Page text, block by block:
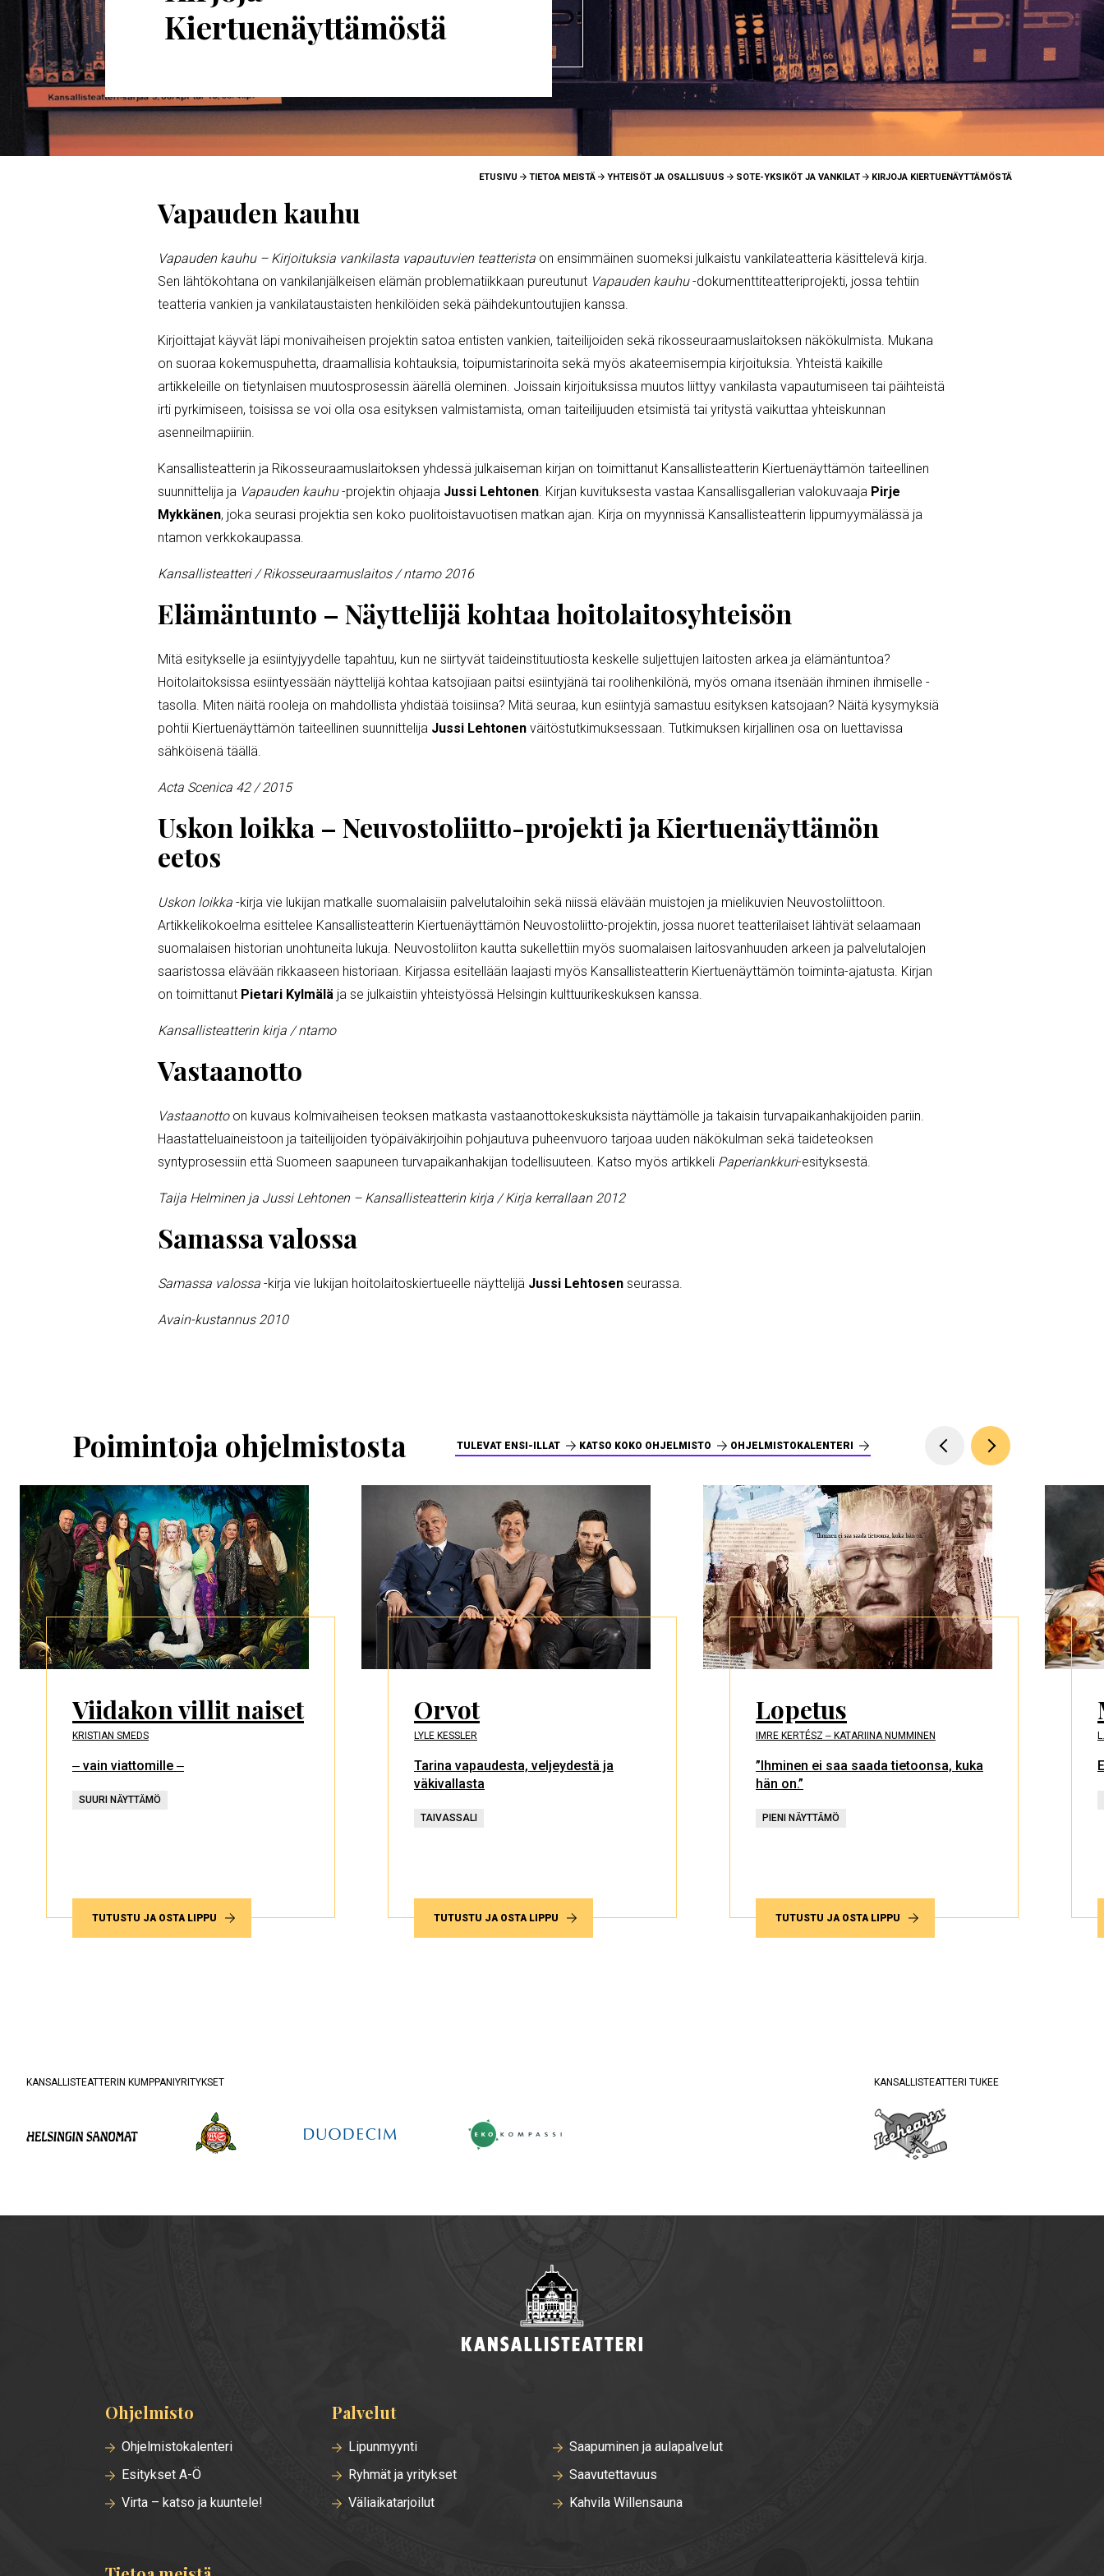
Kiertuenäyttämöstä
ETUSIVU TIETOA MEISTÄ YHTEISÖT JA OSALLISUUS SOTE-YKSIKÖT JA VANKILAT KIRJOJA KIERTUENÄYTTÄMÖSTÄ
Vapauden kauhu
Vapauden kauhu – Kirjoituksia vankilasta vapautuvien teatterista on ensimmäinen suomeksi julkaistu vankilateatteria käsittelevä kirja.
Sen lähtökohtana on vankilanjälkeisen elämän problematiikkaan pureutunut Vapauden kauhu-dokumenttiteatteriprojekti, jossa tehtiin
teatteria vankien ja vankilataustaisten henkilöiden sekä päihdekuntoutujien kanssa.
Kirjoittajat käyvät läpi monivaiheisen projektin satoa entisten vankien, taiteilijoiden sekä rikosseuraamuslaitoksen näkökulmista. Mukana
on suoraa kokemuspuhetta, draamallisia kohtauksia, toipumistarinoita sekä myös akateemisempia kirjoituksia. Yhteistä kaikille
artikkeleille on tietynlaisen muutosprosessin äärellä oleminen. Joissain kirjoituksissa muutos liittyy vankilasta vapautumiseen tai päihteistä
irti pyrkimiseen, toisissa se voi olla osa esityksen valmistamista, oman taiteilijuuden etsimistä tai yritystä vaikuttaa yhteiskunnan
asenneilmapiiriin.
Kansallisteatterin ja Rikosseuraamuslaitoksen yhdessä julkaiseman kirjan on toimittanut Kansallisteatterin Kiertuenäyttämön taiteellinen
suunnittelija ja Vapauden kauhu-projektin ohjaaja Jussi Lehtonen. Kirjan kuvituksesta vastaa Kansallisgallerian valokuvaaja Pirje
Mykkänen, joka seurasi projektia sen koko puolitoistavuotisen matkan ajan. Kirja on myynnissä Kansallisteatterin lippumyymälässä ja
ntamon verkkokaupassa.
Kansallisteatteri / Rikosseuraamuslaitos / ntamo 2016
Elämäntunto – Näyttelijä kohtaa hoitolaitosyhteisön
Mitä esitykselle ja esiintyjyydelle tapahtuu, kun ne siirtyvät taideinstituutiosta keskelle suljettujen laitosten arkea ja elämäntuntoa?
Hoitolaitoksissa esiintyessään näyttelijä kohtaa katsojiaan paitsi esiintyjänä tai roolihenkilönä, myös omana itsenään ihminen ihmiselle -
tasolla. Miten näitä rooleja on mahdollista yhdistää toisiinsa? Mitä seuraa, kun esiintyjä samastuu esityksen katsojaan? Näitä kysymyksiä
pohtii Kiertuenäyttämön taiteellinen suunnittelija Jussi Lehtonen väitöstutkimuksessaan. Tutkimuksen kirjallinen osa on luettavissa
sähköisenä täällä.
Acta Scenica 42 / 2015
Uskon loikka – Neuvostoliitto-projekti ja Kiertuenäyttämön
eetos
Uskon loikka -kirja vie lukijan matkalle suomalaisiin palvelutaloihin sekä niissä elävään muistojen ja mielikuvien Neuvostoliittoon.
Artikkelikokoelma esittelee Kansallisteatterin Kiertuenäyttämön Neuvostoliitto-projektin, jossa nuoret teatterilaiset lähtivät selaamaan
suomalaisen historian unohtuneita lukuja. Neuvostoliiton kautta sukellettiin myös suomalaisen laitosvanhuuden arkeen ja palvelutalojen
saaristossa elävään rikkaaseen historiaan. Kirjassa esitellään laajasti myös Kansallisteatterin Kiertuenäyttämön toiminta-ajatusta. Kirjan
on toimittanut Pietari Kylmälä ja se julkaistiin yhteistyössä Helsingin kulttuurikeskuksen kanssa.
Kansallisteatterin kirja / ntamo
Vastaanotto
Vastaanotto on kuvaus kolmivaiheisen teoksen matkasta vastaanottokeskuksista näyttämölle ja takaisin turvapaikanhakijoiden pariin.
Haastatteluaineistoon ja taiteilijoiden työpäiväkirjoihin pohjautuva puheenvuoro tarjoaa uuden näkökulman sekä taideteoksen
syntyprosessiin että Suomeen saapuneen turvapaikanhakijan todellisuuteen. Katso myös artikkeli Paperiankkuri-esityksestä.
Taija Helminen ja Jussi Lehtonen – Kansallisteatterin kirja / Kirja kerrallaan 2012
Samassa valossa
Samassa valossa -kirja vie lukijan hoitolaitoskiertueelle näyttelijä Jussi Lehtosen seurassa.
Avain-kustannus 2010
Poimintoja ohjelmistosta TULEVAT ENSI-ILLAT KATSO KOKO OHJELMISTO OHJELMISTOKALENTERI
Viidakon villit naiset
KRISTIAN SMEDS
‒ vain viattomille ‒
SUURI NÄYTTÄMÖ
TUTUSTU JA OSTA LIPPU
Orvot
LYLE KESSLER
Tarina vapaudesta, veljeydestä ja
väkivallasta
TAIVASSALI
TUTUSTU JA OSTA LIPPU
Lopetus
IMRE KERTÉSZ ‒ KATARIINA NUMMINEN
”Ihminen ei saa saada tietoonsa, kuka
hän on.”
PIENI NÄYTTÄMÖ
TUTUSTU JA OSTA LIPPU
KANSALLISTEATTERIN KUMPPANIYRITYKSET KANSALLISTEATTERI TUKEE
Alatunnisteen
valikko
Ohjelmisto
Ohjelmistokalenteri
Esitykset A-Ö
Virta – katso ja kuuntele!
Palvelut
Lipunmyynti
Ryhmät ja yritykset
Väliaikatarjoilut
Saapuminen ja aulapalvelut
Saavutettavuus
Kahvila Willensauna